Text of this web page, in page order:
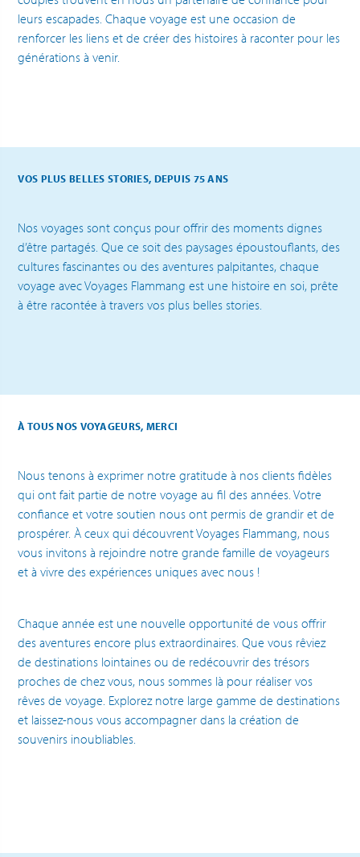
leurs escapades. Chaque voyage est une occasion de
renforcer les liens et de créer des histoires à raconter pour les
générations à venir.
VOS PLUS BELLES STORIES, DEPUIS 75 ANS
Nos voyages sont conçus pour offrir des moments dignes
d’être partagés. Que ce soit des paysages époustouflants, des
cultures fascinantes ou des aventures palpitantes, chaque
voyage avec Voyages Flammang est une histoire en soi, prête
à être racontée à travers vos plus belles stories.
À TOUS NOS VOYAGEURS, MERCI
Nous tenons à exprimer notre gratitude à nos clients fidèles
qui ont fait partie de notre voyage au fil des années. Votre
confiance et votre soutien nous ont permis de grandir et de
prospérer. À ceux qui découvrent Voyages Flammang, nous
vous invitons à rejoindre notre grande famille de voyageurs
et à vivre des expériences uniques avec nous !
Chaque année est une nouvelle opportunité de vous offrir
des aventures encore plus extraordinaires. Que vous rêviez
de destinations lointaines ou de redécouvrir des trésors
proches de chez vous, nous sommes là pour réaliser vos
rêves de voyage. Explorez notre large gamme de destinations
et laissez-nous vous accompagner dans la création de
souvenirs inoubliables.